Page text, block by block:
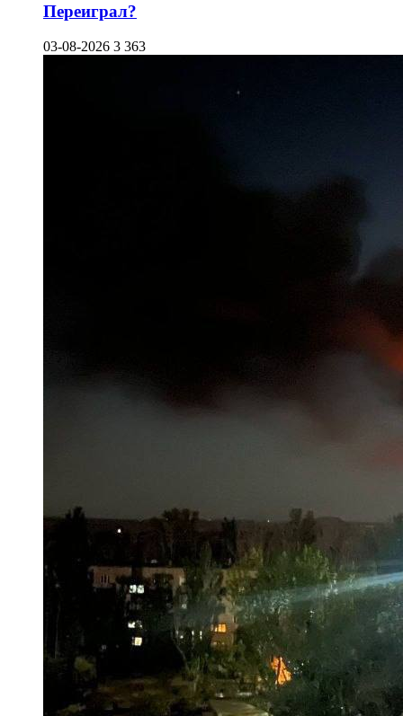
Переиграл?
03-08-2026 3 363